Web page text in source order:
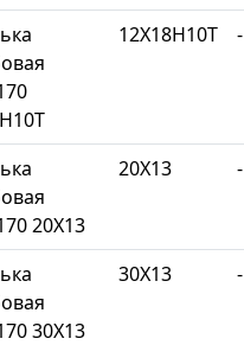
12Х18Н10Т -
20Х13
20Х13 -
30Х13
30Х13 -